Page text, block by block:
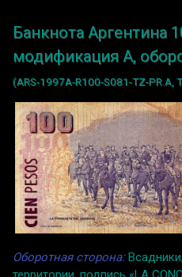
Банкнота Аргентина
модификация A,
(ARS-1997A-R100-S081-TZ-PR.A,
Оборотная сторона: